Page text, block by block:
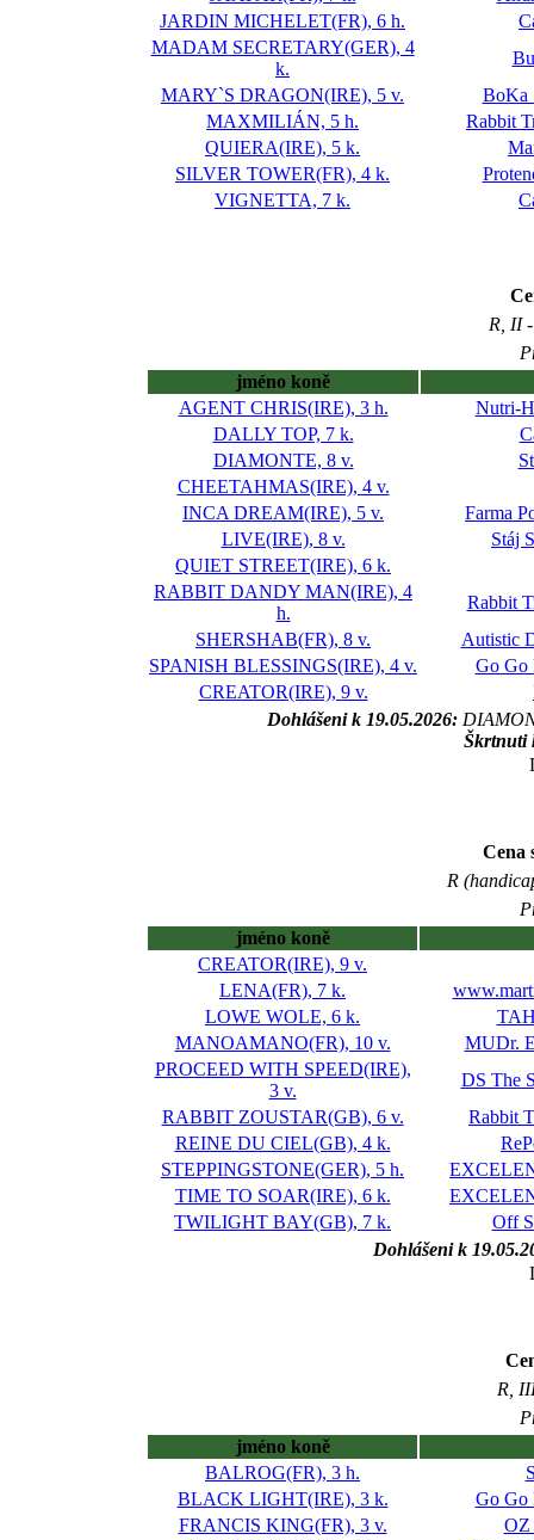
JARDIN MICHELET(FR), 6 h.
MADAM SECRETARY(GER), 4
k.
MARY`S DRAGON(IRE), 5 v.
BoKa
MAXMILIÁN, 5 h.
Rabbit
QUIERA(IRE), 5 k.
SILVER TOWER(FR), 4 k.
VIGNETTA, 7 k.
R, II
jméno koně
AGENT CHRIS(IRE), 3 h.
Nutri-
DALLY TOP, 7 k.
DIAMONTE, 8 v.
CHEETAHMAS(IRE), 4 v.
INCA DREAM(IRE), 5 v.
Farma
LIVE(IRE), 8 v.
Stáj
QUIET STREET(IRE), 6 k.
RABBIT DANDY MAN(IRE), 4
h.
Rabbit
SHERSHAB(FR), 8 v.
Autistic
SPANISH BLESSINGS(IRE), 4 v.
Go Go
CREATOR(IRE), 9 v.
Dohlášeni k 19.05.2026:
Škrtnuti
Cena
R
jméno koně
CREATOR(IRE), 9 v.
LENA(FR), 7 k.
LOWE WOLE, 6 k.
MANOAMANO(FR), 10 v.
MUDr.
PROCEED WITH SPEED(IRE),
3 v.
DS The
RABBIT ZOUSTAR(GB), 6 v.
Rabbit
REINE DU CIEL(GB), 4 k.
STEPPINGSTONE(GER), 5 h.
TIME TO SOAR(IRE), 6 k.
TWILIGHT BAY(GB), 7 k.
Off
Dohlášeni k
R,
jméno koně
BALROG(FR), 3 h.
BLACK LIGHT(IRE), 3 k.
Go Go
FRANCIS KING(FR), 3 v.
OZ